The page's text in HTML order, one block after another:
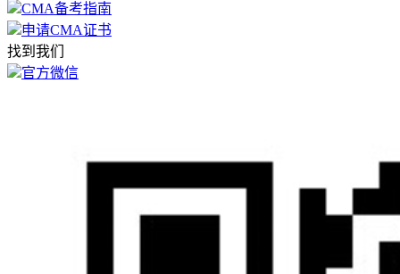
CMA备考指南
申请CMA证书
找到我们
官方微信